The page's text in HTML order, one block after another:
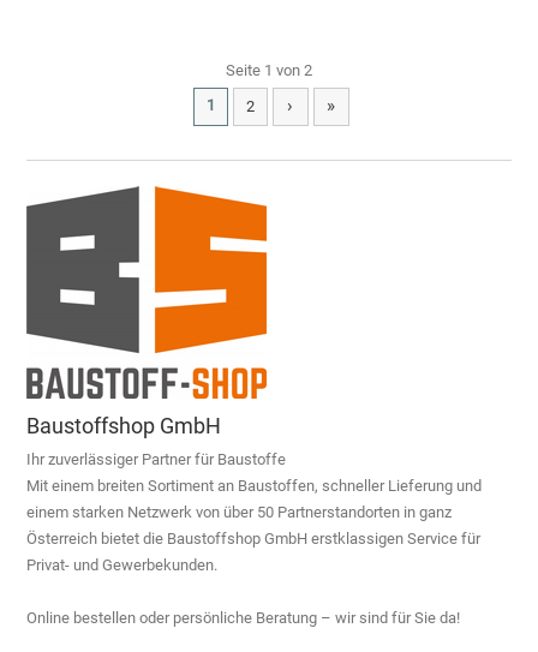
Seite 1 von 2
1
2 › »
Baustoffshop GmbH
Ihr zuverlässiger Partner für Baustoffe
Mit einem breiten Sortiment an Baustoffen, schneller Lieferung und
einem starken Netzwerk von über 50 Partnerstandorten in ganz
Österreich bietet die Baustoffshop GmbH erstklassigen Service für
Privat- und Gewerbekunden.
Online bestellen oder persönliche Beratung – wir sind für Sie da!